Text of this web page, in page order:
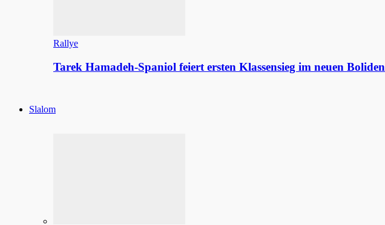
Rallye
Tarek Hamadeh-Spaniol feiert ersten Klassensieg im neuen Boliden
Slalom